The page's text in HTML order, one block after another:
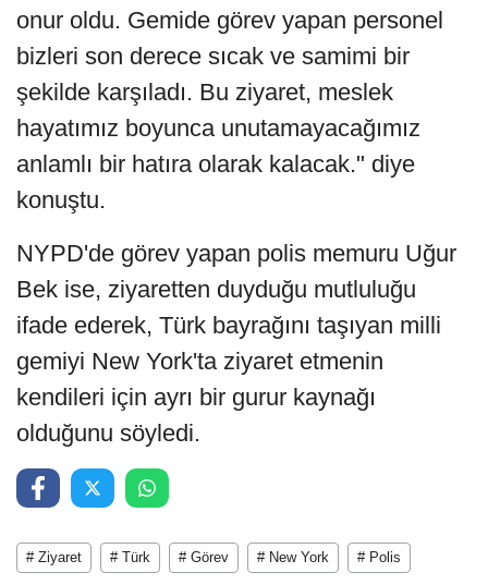
onur oldu. Gemide görev yapan personel
bizleri son derece sıcak ve samimi bir
şekilde karşıladı. Bu ziyaret, meslek
hayatımız boyunca unutamayacağımız
anlamlı bir hatıra olarak kalacak." diye
konuştu.
NYPD'de görev yapan polis memuru Uğur
Bek ise, ziyaretten duyduğu mutluluğu
ifade ederek, Türk bayrağını taşıyan milli
gemiyi New York'ta ziyaret etmenin
kendileri için ayrı bir gurur kaynağı
olduğunu söyledi.
# Ziyaret # Türk # Görev # New York # Polis